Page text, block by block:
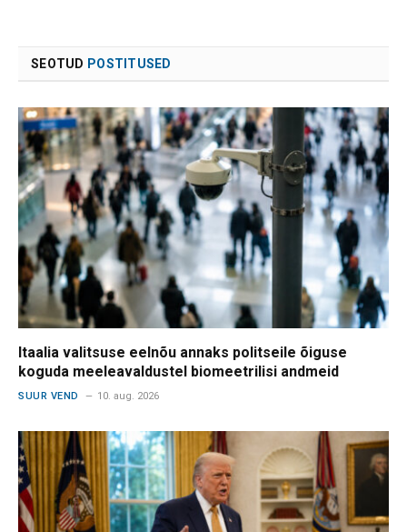
SEOTUD POSTITUSED
Itaalia valitsuse eelnõu annaks politseile õiguse
koguda meeleavaldustel biomeetrilisi andmeid
SUUR VEND 10. aug. 2026